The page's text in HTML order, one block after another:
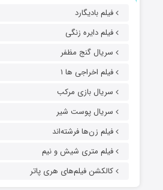
فیلم بادیگارد
فیلم دایره زنگی
سریال گنج مظفر
فیلم اخراجی ها ۱
سریال بازی مرکب
سریال پوست شیر
فیلم زن‌ها فرشته‌اند
فیلم متری شیش و نیم
کالکشن فیلم‌های هری پاتر